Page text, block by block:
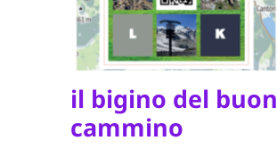
il bigino del buon
cammino